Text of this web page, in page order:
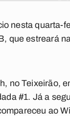
nesta quarta-
que estreará
no Teixeirão,
#1. Já a
ao